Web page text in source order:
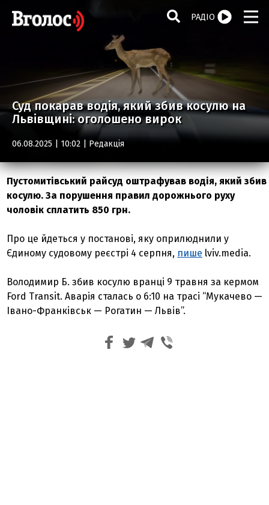
РАДІО
Суд покарав водія, який збив косулю на
Львівщині: оголошено вирок
06.08.2025 | 10:02 | Редакція
Пустомитівський райсуд оштрафував водія, який збив
косулю. За порушення правил дорожнього руху
чоловік сплатить 850 грн.
Про це йдеться у постанові, яку оприлюднили у
Єдиному судовому реєстрі 4 серпня, пише lviv.media.
Володимир Б. збив косулю вранці 9 травня за кермом
Ford Transit. Аварія сталась о 6:10 на трасі “Мукачево —
Івано-Франківськ — Рогатин — Львів”.